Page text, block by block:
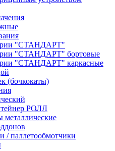
"СТАНДАРТ"
"СТАНДАРТ" бортовые
"СТАНДАРТ" каркасные
(бочкокаты)
РОЛЛ
/ паллетообмотчики